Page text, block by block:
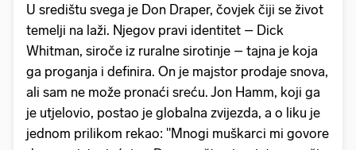
U središtu svega je Don Draper, čovjek čiji se život
temelji na laži. Njegov pravi identitet – Dick
Whitman, siroče iz ruralne sirotinje – tajna je koja
ga proganja i definira. On je majstor prodaje snova,
ali sam ne može pronaći sreću. Jon Hamm, koji ga
je utjelovio, postao je globalna zvijezda, a o liku je
jednom prilikom rekao: "Mnogi muškarci mi govore